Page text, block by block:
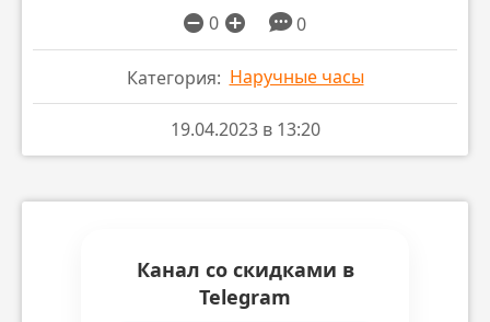
0 0
Категория: Наручные часы
19.04.2023 в 13:20
Канал со скидками в
Telegram